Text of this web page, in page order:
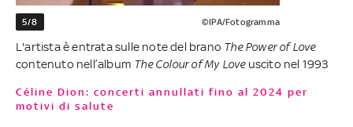
5/8 ©IPA/Fotogramma
L'artista è entrata sulle note del brano The Power of Love
contenuto nell’album The Colour of My Loveuscito nel 1993
Céline Dion: concerti annullati fino al 2024 per
motivi di salute